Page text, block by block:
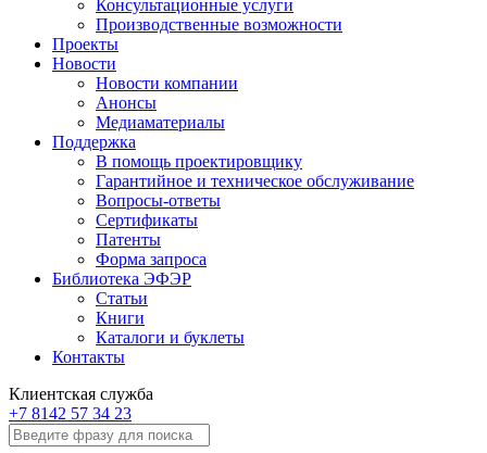
Консультационные услуги
Производственные возможности
Проекты
Новости
Новости компании
Анонсы
Медиаматериалы
Поддержка
В помощь проектировщику
Гарантийное и техническое обслуживание
Вопросы-ответы
Сертификаты
Патенты
Форма запроса
Библиотека ЭФЭР
Статьи
Книги
Каталоги и буклеты
Контакты
Клиентская служба
+7 8142 57 34 23